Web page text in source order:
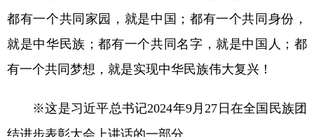
都有一个共同家园，就是中国；都有一个共同身份，
就是中华民族；都有一个共同名字，就是中国人；都
有一个共同梦想，就是实现中华民族伟大复兴！
※这是习近平总书记2024年9月27日在全国民族团
结进步表彰大会上讲话的一部分。